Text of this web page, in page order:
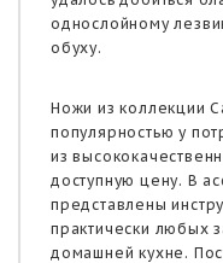
однослойному
обуху.
Ножи из коллекции
популярностью у
из
доступную цену. В
представлены
практически любых
домашней кухне.